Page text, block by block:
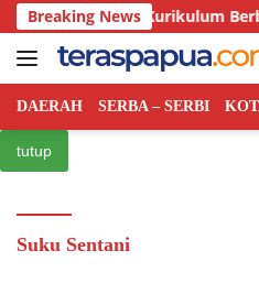
Langsung
ke
konten
Breaking News
Semiloka Kurikulum
DAERAH SERBA – SERBI
tutup
Suku Sentani